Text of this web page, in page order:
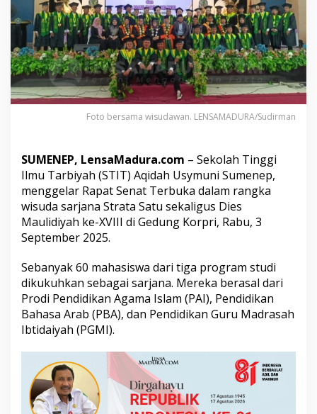
m
u
n
i
S
u
m
e
n
e
e
l
a
r
W
i
s
u
a
d
a
n
D
i
s
Foto bersama wisudawan. LENSAMADURA/Sudirman
SUMENEP, LensaMadura.com – Sekolah Tinggi
Ilmu Tarbiyah (STIT) Aqidah Usymuni Sumenep,
menggelar Rapat Senat Terbuka dalam rangka
wisuda sarjana Strata Satu sekaligus Dies
Maulidiyah ke-XVIII di Gedung Korpri, Rabu, 3
September 2025.
Sebanyak 60 mahasiswa dari tiga program studi
dikukuhkan sebagai sarjana. Mereka berasal dari
Prodi Pendidikan Agama Islam (PAI), Pendidikan
Bahasa Arab (PBA), dan Pendidikan Guru Madrasah
Ibtidaiyah (PGMI).